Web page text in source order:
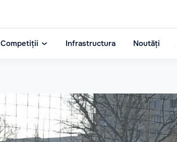
Competiții Infrastructura Noutăți